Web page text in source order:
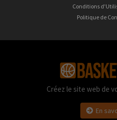
Conditions
Politique de
Créez le site web de
En